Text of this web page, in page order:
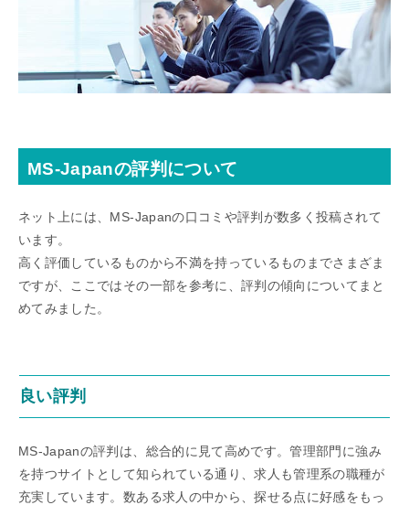
MS-Japanの評判について
ネット上には、MS-Japanの口コミや評判が数多く投稿されて
います。
高く評価しているものから不満を持っているものまでさまざま
ですが、ここではその一部を参考に、評判の傾向についてまと
めてみました。
良い評判
MS-Japanの評判は、総合的に見て高めです。管理部門に強み
を持つサイトとして知られている通り、求人も管理系の職種が
充実しています。数ある求人の中から、探せる点に好感をもっ